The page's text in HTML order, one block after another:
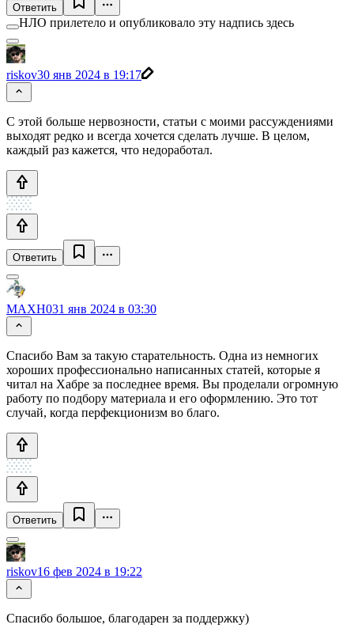
Ответить
НЛО прилетело и опубликовало эту надпись здесь
riskov30 янв 2024 в 19:17
С этой больше нервозности, статьи с моими рассуждениями
выходят редко и всегда хочется сделать лучше. В целом,
каждый раз кажется, что недоработал.
Ответить
MAXH031 янв 2024 в 03:30
Спасибо Вам за такую старательность. Одна из немногих
хороших профессионально написанных статей, которые я
читал на Хабре за последнее время. Вы проделали огромную
работу по подбору материала и его оформлению. Это тот
случай, когда перфекционизм во благо.
Ответить
riskov16 фев 2024 в 19:22
Спасибо большое, благодарен за поддержку)